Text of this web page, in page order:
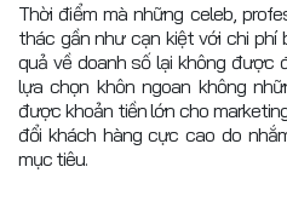
Thời điểm mà những celeb,
thác gần như cạn kiệt với chi phí
quả về doanh số lại không được
lựa chọn khôn ngoan không
được khoản tiền lớn cho
đổi khách hàng cực cao do
mục tiêu.